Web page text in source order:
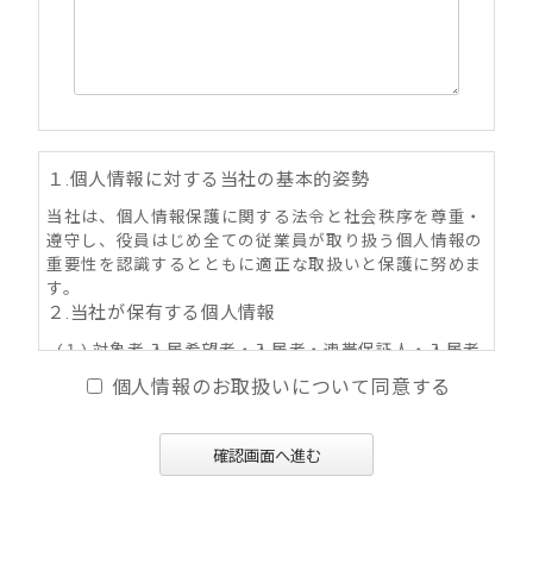
１.個人情報に対する当社の基本的姿勢
当社は、個人情報保護に関する法令と社会秩序を尊重・
遵守し、役員はじめ全ての従業員が取り扱う個人情報の
重要性を認識するとともに適正な取扱いと保護に努めま
す。
２.当社が保有する個人情報
(１) 対象者 入居希望者・入居者・連帯保証人・入居者
家族・同居人・不動産の所有者その他権利者
(２) 取得情報内容 住所・氏名・性別・生年月日・年
アドレス）・自宅電話番号・個人Ｅ-mail アドレス
個人情報のお取扱いについて同意する
確認画面へ進む